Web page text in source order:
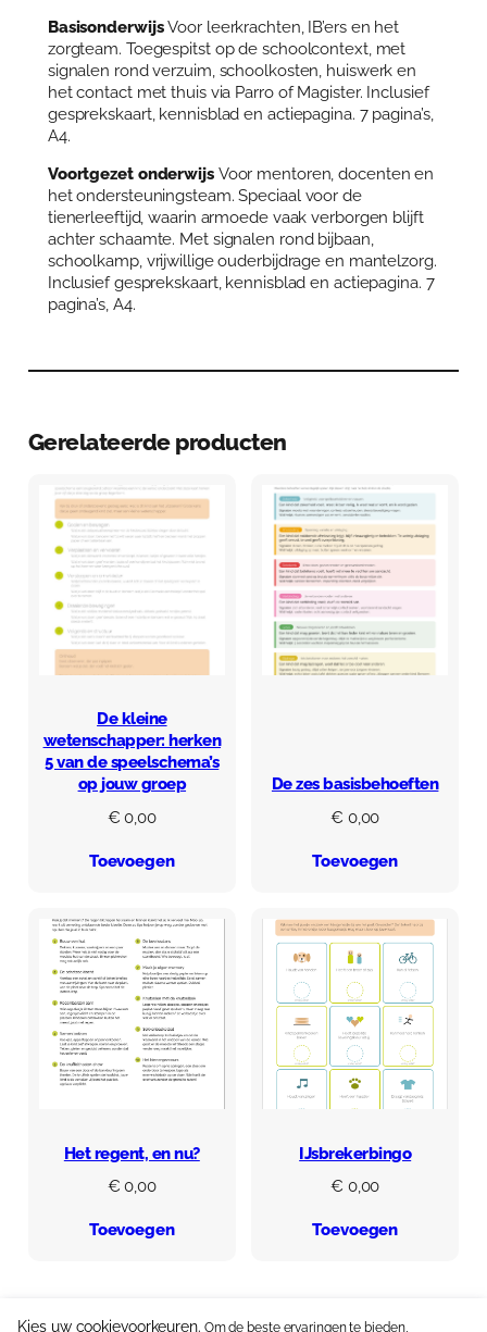
BasisonderwijsVoor leerkrachten, IB’ers en het
zorgteam. Toegespitst op de schoolcontext, met
signalen rond verzuim, schoolkosten, huiswerk en
het contact met thuis via Parro of Magister. Inclusief
gesprekskaart, kennisblad en actiepagina. 7 pagina’s,
A4.
Voortgezet onderwijsVoor mentoren, docenten en
het ondersteuningsteam. Speciaal voor de
tienerleeftijd, waarin armoede vaak verborgen blijft
achter schaamte. Met signalen rond bijbaan,
schoolkamp, vrijwillige ouderbijdrage en mantelzorg.
Inclusief gesprekskaart, kennisblad en actiepagina. 7
pagina’s, A4.
Gerelateerde producten
De kleine
wetenschapper: herken
5 van de speelschema’s
op jouw groep
€ 0,00
Toevoegen
De zes basisbehoeften
€ 0,00
Toevoegen
Het regent, en nu?
€ 0,00
Toevoegen
IJsbrekerbingo
€ 0,00
Toevoegen
Kies uw cookievoorkeuren. Om de beste ervaringen te bieden,